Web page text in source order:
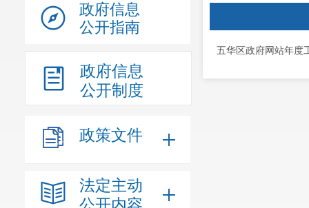
政府信息
公开指南
政府信息
公开制度
政策文件
法定主动
五华区政府网站年度